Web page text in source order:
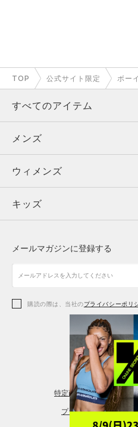
TOP 公式サイト限定 ボー
すべてのアイテム
メンズ
ウィメンズ
キッズ
アクセサリー
メンズ
トップス
ボトムス
アクセサリー
ウィメンズ
トップス
シューズ
アクセサリー
レギンス＆タイツ
キッズ
シューズ
メールマガジンに登録する
購読の際は、当社のプライバシーポリ
特定商取引法に基づく通
プライバシーポリシー